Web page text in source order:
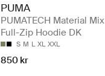
PUMA
PUMATECH Material Mix
Full-Zip Hoodie DK
S M L XL XXL
850 kr